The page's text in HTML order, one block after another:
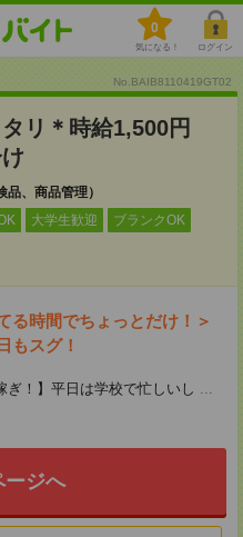
0
気になる！ ログイン
No.BAIB8110419GT02
リ＊時給1,500円
、商品管理）
大学生歓迎 ブランクOK
る時間でちょっとだけ！＞
もスグ！
ぎ！】平日は学校で忙しいし ...
ージへ